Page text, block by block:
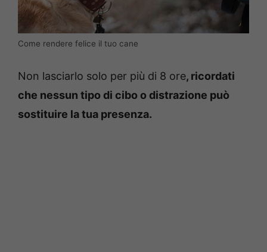
Come rendere felice il tuo cane
Non lasciarlo solo per più di 8 ore, ricordati
che nessun tipo di cibo o distrazione può
sostituire la tua presenza.